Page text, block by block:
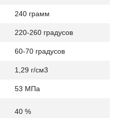
240 грамм
220-260 градусов
60-70 градусов
1,29 г/см3
53 МПа
40 %